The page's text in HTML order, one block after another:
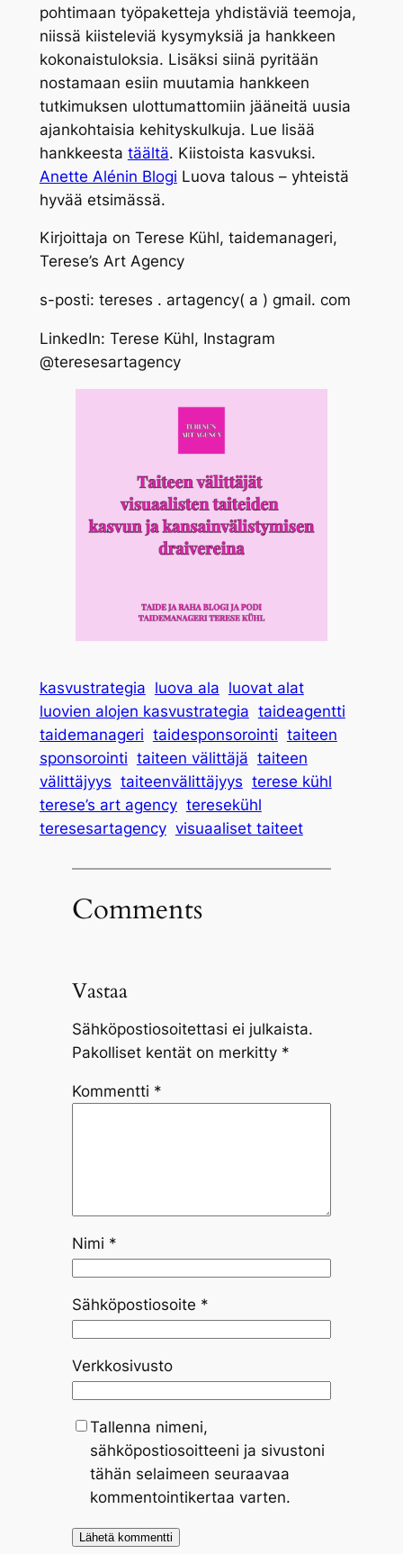
pohtimaan työpaketteja yhdistäviä teemoja,
niissä kiisteleviä kysymyksiä ja hankkeen
kokonaistuloksia. Lisäksi siinä pyritään
nostamaan esiin muutamia hankkeen
tutkimuksen ulottumattomiin jääneitä uusia
ajankohtaisia kehityskulkuja. Lue lisää
hankkeesta täältä. Kiistoista kasvuksi.
Anette Alénin Blogi Luova talous – yhteistä
hyvää etsimässä.
Kirjoittaja on Terese Kühl, taidemanageri,
Terese’s Art Agency
s-posti: tereses . artagency( a ) gmail. com
LinkedIn: Terese Kühl, Instagram
@teresesartagency
kasvustrategia luova ala luovat alat
luovien alojen kasvustrategia taideagentti
taidemanageri taidesponsorointi taiteen
sponsorointi taiteen välittäjä taiteen
välittäjyys taiteenvälittäjyys terese kühl
terese’s art agency teresekühl
teresesartagency visuaaliset taiteet
Comments
Vastaa
Sähköpostiosoitettasi ei julkaista.
Pakolliset kentät on merkitty *
Kommentti *
Nimi *
Sähköpostiosoite *
Verkkosivusto
Tallenna nimeni,
sähköpostiosoitteeni ja sivustoni
tähän selaimeen seuraavaa
kommentointikertaa varten.